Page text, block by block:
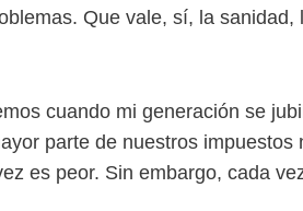
Que vale, sí, la sanidad,
cuando mi generación se
parte de nuestros
es peor. Sin embargo, cada